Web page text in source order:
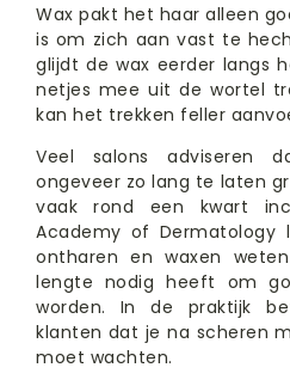
Wax pakt het haar alleen
is om zich aan vast te
glijdt de wax eerder langs
netjes mee uit de wortel
kan het trekken feller
Veel salons adviseren
ongeveer zo lang te laten
vaak rond een kwart
Academy of
ontharen en waxen
lengte nodig heeft om
worden. In de praktijk
klanten dat je na scheren
moet wachten.